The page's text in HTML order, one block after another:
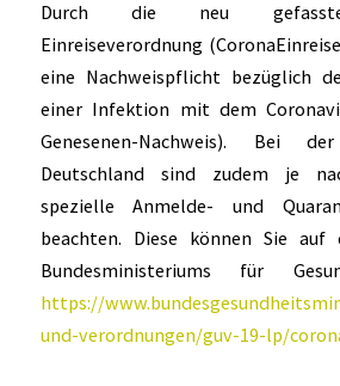
Durch die neu gefasste
Einreiseverordnung
eine Nachweispflicht bezüglich
einer Infektion mit dem
Genesenen-Nachweis). Bei
Deutschland sind zudem je
spezielle Anmelde- und
beachten. Diese können Sie auf
Bundesministeriums für
https://
und-verordnungen/guv-19-lp/